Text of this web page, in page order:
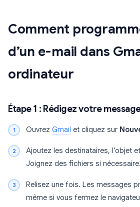
Comment
d’un e-mail dans
ordinateur
Étape 1 : Rédigez votre
Ouvrez Gmail et cliquez sur
Ajoutez les destinataires, l’objet
Joignez des fichiers si nécessaire.
Relisez une fois. Les messages
même si vous fermez le